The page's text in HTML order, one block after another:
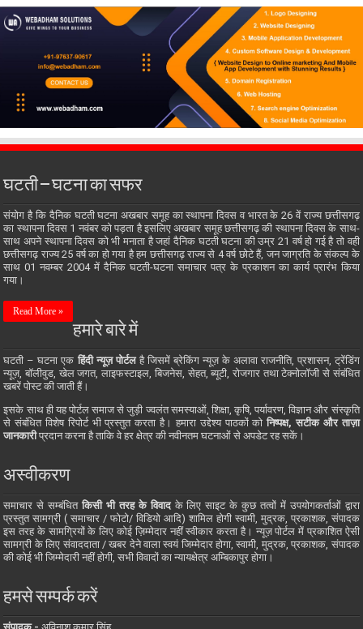
घटती – घटना का सफर
संयोग है कि दैनिक घटती घटना अखबार समूह का स्थापना दिवस व भारत के 26 वें राज्य छत्तीसगढ़
का स्थापना दिवस 1 नवंबर को पड़ता है इसलिए अखबार समूह छत्तीसगढ़ की स्थापना दिवस के साथ-
साथ अपने स्थापना दिवस को भी मनाता है जहां दैनिक घटती घटना की उम्र 21 वर्ष हो गई है तो वही
छत्तीसगढ़ राज्य 25 वर्ष का हो गया है हम छत्तीसगढ़ राज्य से 4 वर्ष छोटे हैं, जन जाग्रति के संकल्प के
साथ 01 नवम्बर 2004 में दैनिक घटती-घटना समाचार पत्र के प्रकाशन का कार्य प्रारंभ किया
गया।
Read More »
हमारे बारे में
घटती – घटना एक हिंदी न्यूज़ पोर्टलहै जिसमें ब्रेकिंग न्यूज़ के अलावा राजनीति, प्रशासन, ट्रेंडिंग
न्यूज़, बॉलीवुड, खेल जगत, लाइफस्टाइल, बिजनेस, सेहत, ब्यूटी, रोजगार तथा टेक्नोलॉजी से संबंधित
खबरें पोस्ट की जाती हैं।
इसके साथ ही यह पोर्टल समाज से जुड़ी ज्वलंत समस्याओं, शिक्षा, कृषि, पर्यावरण, विज्ञान और संस्कृति
से संबंधित विशेष रिपोर्ट भी प्रस्तुत करता है। हमारा उद्देश्य पाठकों कोनिष्पक्ष, सटीक और ताज़ा
जानकारीप्रदान करना है ताकि वे हर क्षेत्र की नवीनतम घटनाओं से अपडेट रह सकें।
अस्वीकरण
समाचार से सम्बंधितकिसी भी तरह के विवादके लिए साइट के कुछ तत्वों में उपयोगकर्ताओं द्वारा
प्रस्तुत सामग्री ( समाचार / फोटो/ विडियो आदि) शामिल होगी स्वामी, मुद्रक, प्रकाशक, संपादक
इस तरह के सामग्रियों के लिए कोई ज़िम्मेदार नहीं स्वीकार करता है। न्यूज़ पोर्टल में प्रकाशित ऐसी
सामग्री के लिए संवाददाता / खबर देने वाला स्वयं जिम्मेदार होगा, स्वामी, मुद्रक, प्रकाशक, संपादक
की कोई भी जिम्मेदारी नहीं होगी, सभी विवादों का न्यायक्षेत्र अम्बिकापुर होगा।
हमसे सम्पर्क करें